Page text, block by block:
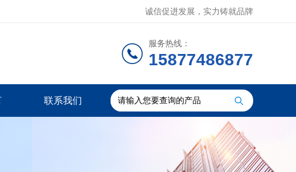
诚信促进发展，实力铸就品牌
服务热线：
15877486877
联系我们